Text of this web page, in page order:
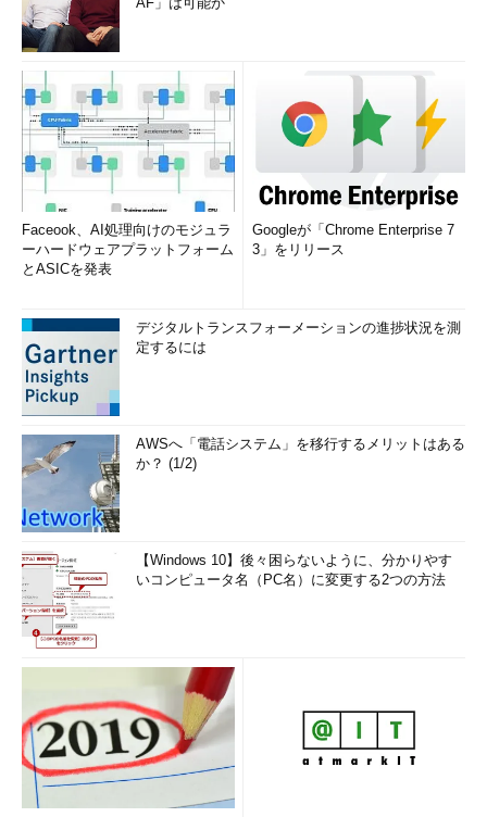
Faceook、AI処理向けのモジュラ
ーハードウェアプラットフォーム
とASICを発表
Googleが「Chrome Enterprise 7
3」をリリース
デジタルトランスフォーメーションの進捗状況を測
定するには
AWSへ「電話システム」を移行するメリットはある
か？ (1/2)
【Windows 10】後々困らないように、分かりやす
いコンピュータ名（PC名）に変更する2つの方法